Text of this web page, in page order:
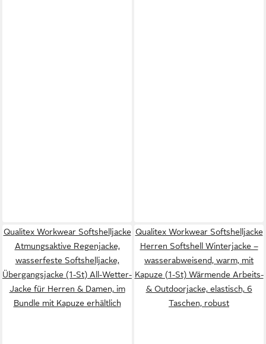
Qualitex Workwear Softshelljacke
Atmungsaktive Regenjacke,
wasserfeste Softshelljacke,
Übergangsjacke (1-St) All-Wetter-
Jacke für Herren & Damen, im
Bundle mit Kapuze erhältlich
Qualitex Workwear Softshelljacke
Herren Softshell Winterjacke –
wasserabweisend, warm, mit
Kapuze (1-St) Wärmende Arbeits-
& Outdoorjacke, elastisch, 6
Taschen, robust